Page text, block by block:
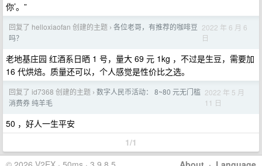
你’。”
回复了 helloxiaofan 创建的主题 › 各位老哥，有推荐的咖啡豆
吗？
2022 年 6 月 6
日
老地基庄园 红酒系日晒 1 号，量大 69 元 1kg ，不过是生豆，需要加
16 代烘焙。质量还可以，个人感觉是性价比之选。
回复了 id7368 创建的主题 › 数字人民币活动： 8~80 元无门槛
消费券 纯羊毛
2022 年 5 月
11 日
50 ，好人一生平安
1/1